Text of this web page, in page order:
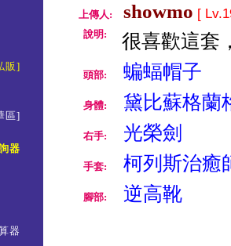
販]
區]
器
器
上傳人: showmo [
說明: 很喜歡這套
頭部: 蝙蝠帽子
身體: 黛比蘇格蘭
右手: 光榮劍
手套: 柯列斯治癒
腳部: 逆高靴